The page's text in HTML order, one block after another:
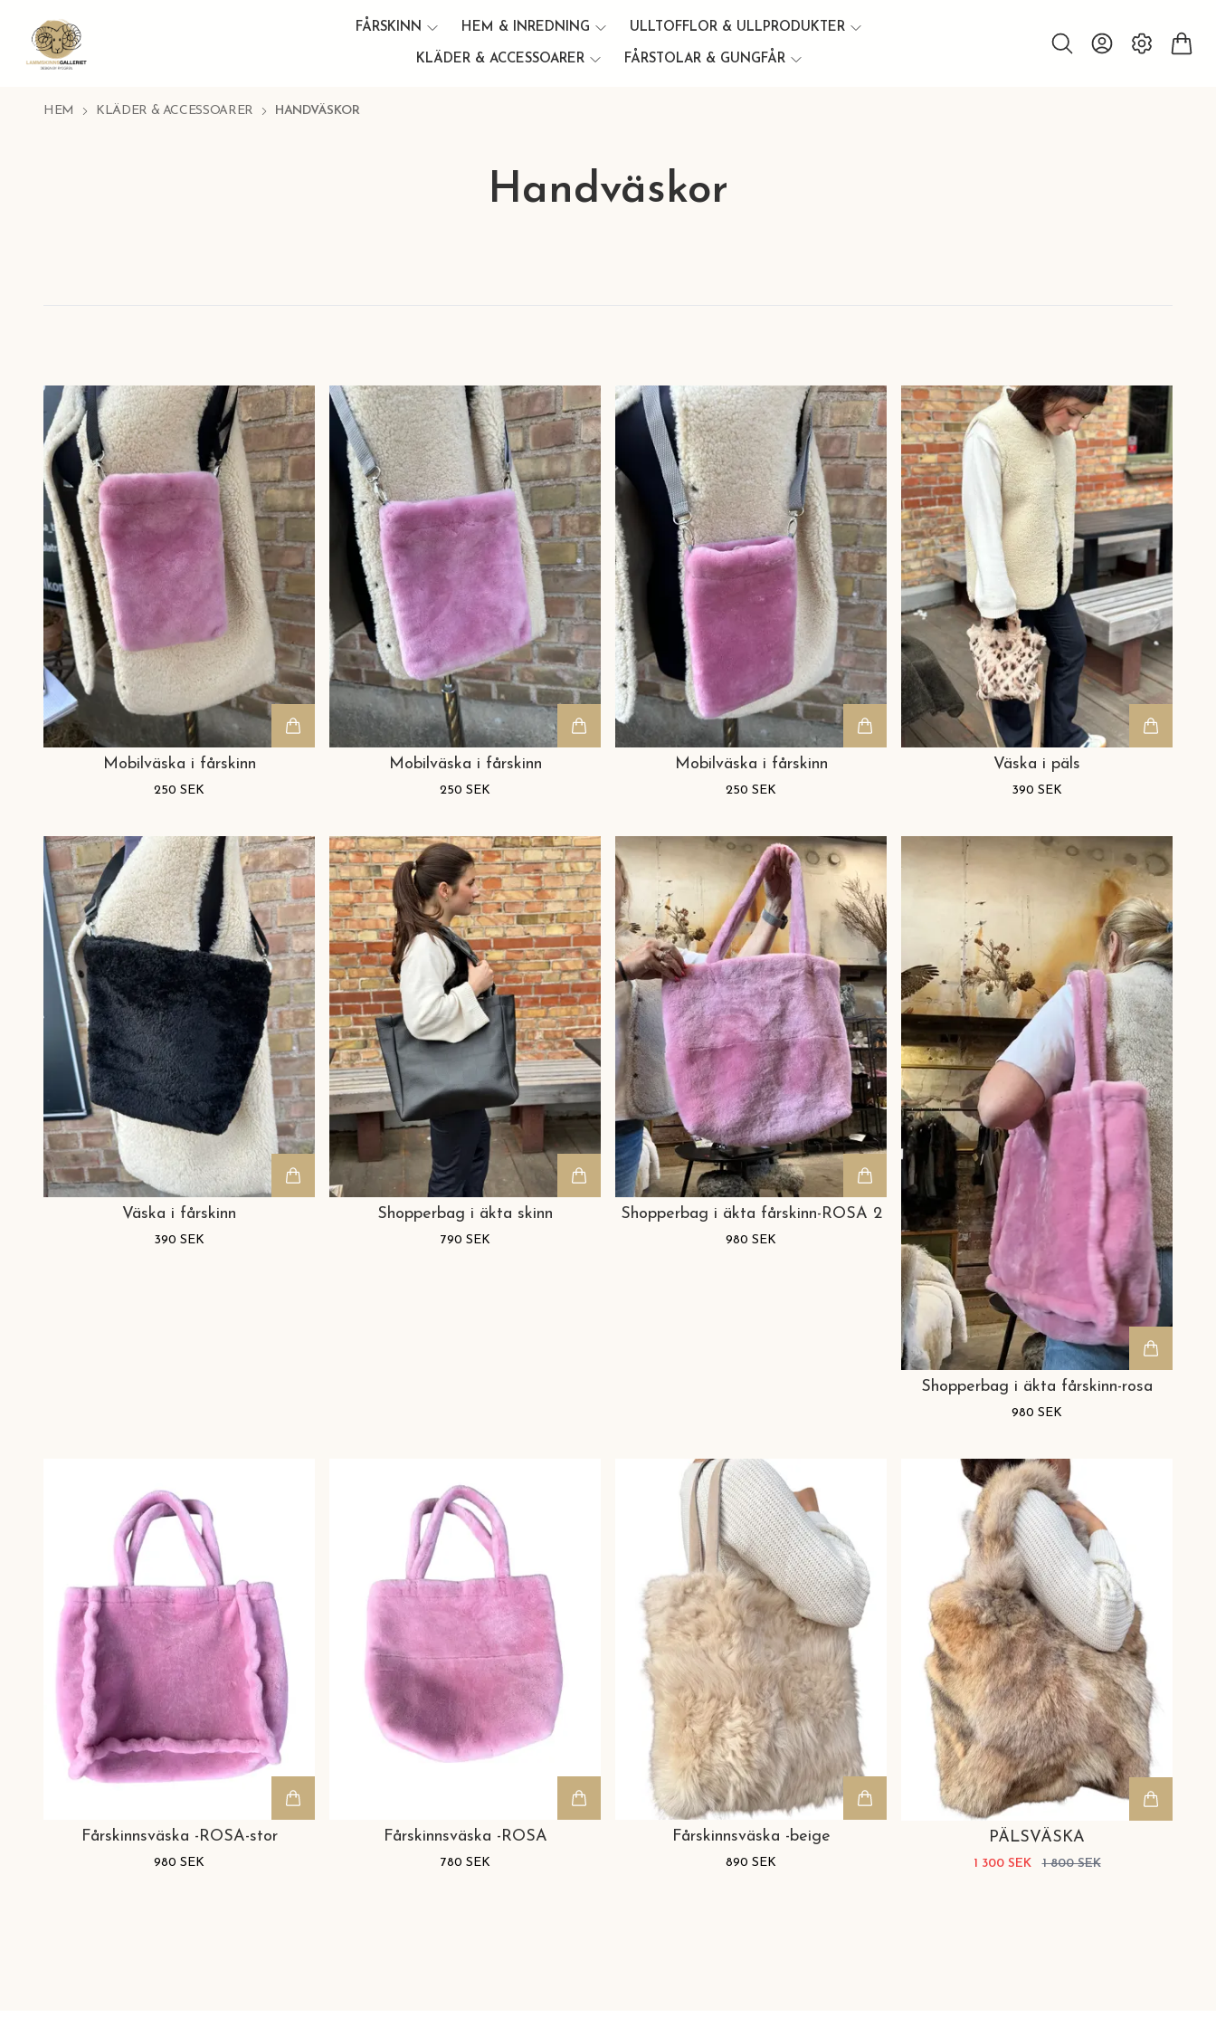
FÅRSKINN HEM & INREDNING ULLTOFFLOR & ULLPRODUKTER
KLÄDER & ACCESSOARER FÅRSTOLAR & GUNGFÅR
HEM KLÄDER & ACCESSOARER HANDVÄSKOR
Handväskor
Mobilväska i fårskinn
250 SEK
Mobilväska i fårskinn
250 SEK
Mobilväska i fårskinn
250 SEK
Väska i päls
390 SEK
Väska i fårskinn
390 SEK
Shopperbag i äkta skinn
790 SEK
Shopperbag i äkta fårskinn-ROSA 2
980 SEK
Shopperbag i äkta fårskinn-rosa
980 SEK
Fårskinnsväska -ROSA-stor
980 SEK
Fårskinnsväska -ROSA
780 SEK
Fårskinnsväska -beige
890 SEK
PÄLSVÄSKA
1 300 SEK 1 800 SEK